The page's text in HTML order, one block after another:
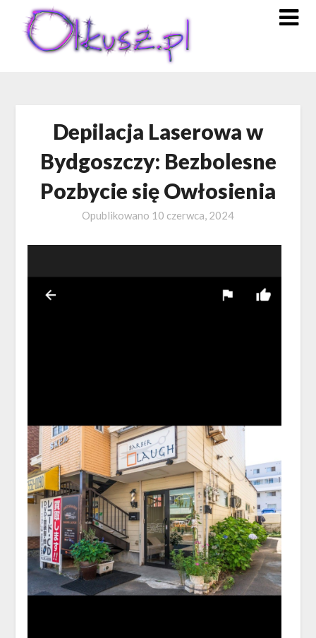
content
Depilacja Laserowa w
Bydgoszczy: Bezbolesne
Pozbycie się Owłosienia
Opublikowano 10 czerwca, 2024